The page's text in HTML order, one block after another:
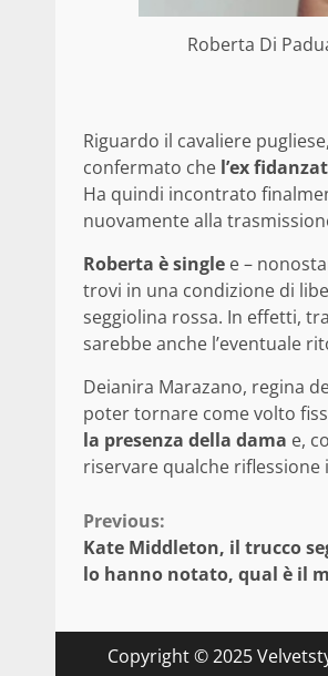
Roberta Di
Riguardo il cavaliere
confermato che l’ex
Ha quindi incontrato
nuovamente alla
Roberta è single e –
trovi in una condizione di
seggiolina rossa. In effetti,
sarebbe anche l’eventuale
Deianira Marazano, regina
poter tornare come volto
la presenza della dama e,
riservare qualche
Continue
Reading
Previous:
Kate Middleton, il trucco
lo hanno notato, qual è il
Copyright © 2025